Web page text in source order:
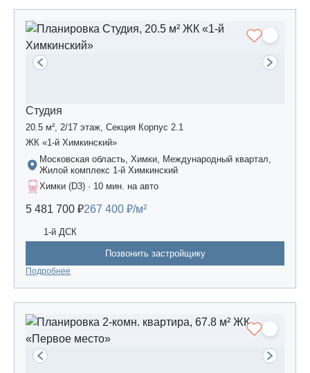
Студия
20.5 м², 2/17 этаж, Секция Корпус 2.1
ЖК «1-й Химкинский»
Московская область, Химки, Международный квартал,
Жилой комплекс 1-й Химкинский
Химки (D3) · 10 мин. на авто
5 481 700 ₽267 400 ₽/м²
1-й ДСК
Позвонить застройщику
Подробнее